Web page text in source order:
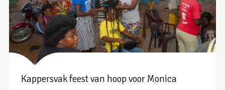
Kappersvak feest van hoop voor Monica